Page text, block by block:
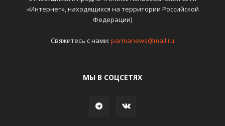
«Интернет», находящихся на территории Российской
Федерации)
Свяжитесь с нами: parmanews@mail.ru
МЫ В СОЦСЕТЯХ